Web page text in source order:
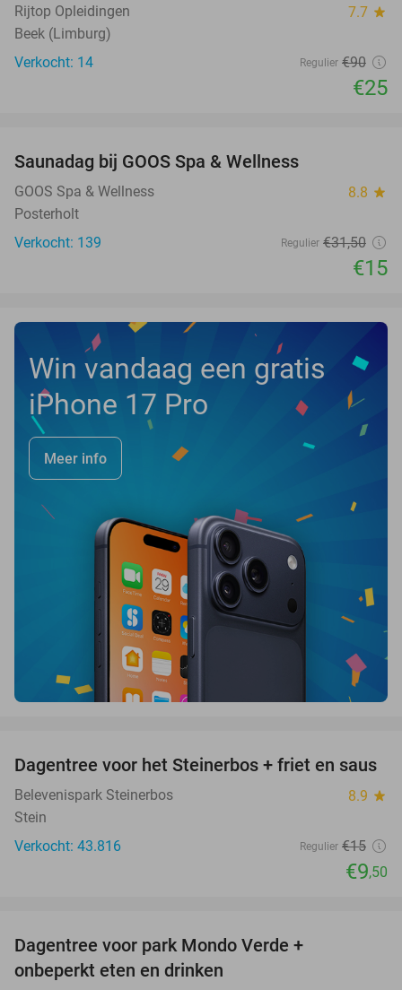
Rijtop Opleidingen 7.7 star
Beek (Limburg)
Verkocht: 14
Regulier €90
€25
TODAY
Saunadag bij GOOS Spa & Wellness
GOOS Spa & Wellness 8.8 star
Posterholt
Verkocht: 139
Regulier €31,50
€15
Win vandaag een gratis
iPhone 17 Pro
Meer info
37%
Dagentree voor het Steinerbos + friet en saus
Belevenispark Steinerbos 8.9 star
Stein
Verkocht: 43.816
Regulier €15
€9,50
Dagentree voor park Mondo Verde +
onbeperkt eten en drinken